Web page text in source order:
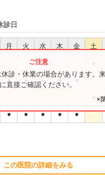
診日
月 火 水 木 金 土
● ● ● ● ●
● ● ● ● ●
診・休業の場合があります。
直接ご確認ください。
×
この医院の詳細をみる